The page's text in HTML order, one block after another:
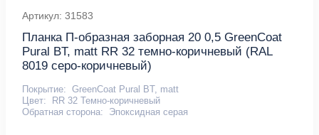
Артикул: 31583
Планка П-образная заборная 20 0,5 GreenCoat
Pural BT, matt RR 32 темно-коричневый (RAL
8019 серо-коричневый)
Покрытие: GreenCoat Pural BT, matt
Цвет:
RR 32 Темно-коричневый
Обратная сторона:
Эпоксидная серая